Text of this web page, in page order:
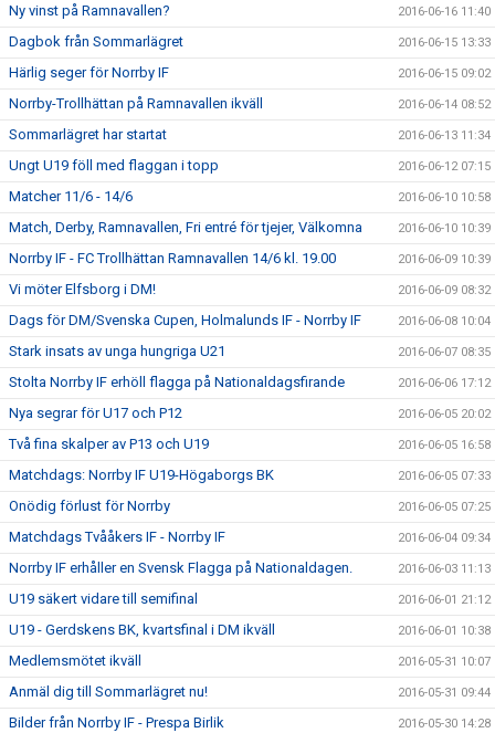
Ny vinst på Ramnavallen? 2016-06-16 11:40
Dagbok från Sommarlägret 2016-06-15 13:33
Härlig seger för Norrby IF 2016-06-15 09:02
Norrby-Trollhättan på Ramnavallen ikväll 2016-06-14 08:52
Sommarlägret har startat 2016-06-13 11:34
Ungt U19 föll med flaggan i topp 2016-06-12 07:15
Matcher 11/6 - 14/6 2016-06-10 10:58
Match, Derby, Ramnavallen, Fri entré för tjejer, Välkomna 2016-06-10 10:39
Norrby IF - FC Trollhättan Ramnavallen 14/6 kl. 19.00 2016-06-09 10:39
Vi möter Elfsborg i DM! 2016-06-09 08:32
Dags för DM/Svenska Cupen, Holmalunds IF - Norrby IF 2016-06-08 10:04
Stark insats av unga hungriga U21 2016-06-07 08:35
Stolta Norrby IF erhöll flagga på Nationaldagsfirande 2016-06-06 17:12
Nya segrar för U17 och P12 2016-06-05 20:02
Två fina skalper av P13 och U19 2016-06-05 16:58
Matchdags: Norrby IF U19-Högaborgs BK 2016-06-05 07:33
Onödig förlust för Norrby 2016-06-05 07:25
Matchdags Tvååkers IF - Norrby IF 2016-06-04 09:34
Norrby IF erhåller en Svensk Flagga på Nationaldagen. 2016-06-03 11:13
U19 säkert vidare till semifinal 2016-06-01 21:12
U19 - Gerdskens BK, kvartsfinal i DM ikväll 2016-06-01 10:38
Medlemsmötet ikväll 2016-05-31 10:07
Anmäl dig till Sommarlägret nu! 2016-05-31 09:44
Bilder från Norrby IF - Prespa Birlik 2016-05-30 14:28